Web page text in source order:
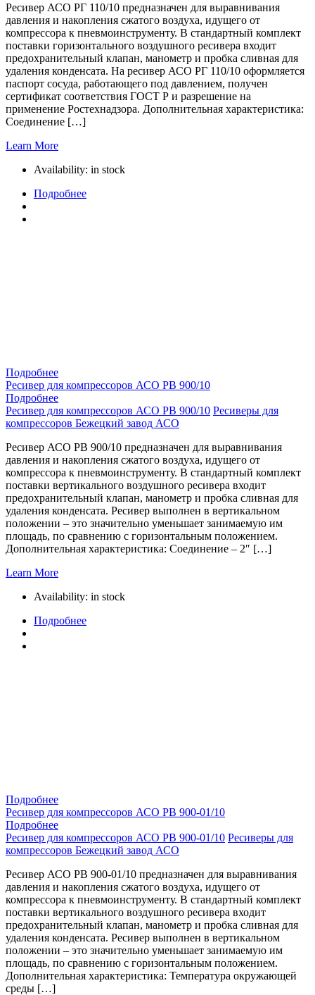
Ресивер АСО РГ 110/10 предназначен для выравнивания
давления и накопления сжатого воздуха, идущего от
компрессора к пневмоинструменту. В стандартный комплект
поставки горизонтального воздушного ресивера входит
предохранительный клапан, манометр и пробка сливная для
удаления конденсата. На ресивер АСО РГ 110/10 оформляется
паспорт сосуда, работающего под давлением, получен
сертификат соответствия ГОСТ Р и разрешение на
применение Ростехнадзора. Дополнительная характеристика:
Соединение […]
Learn More
Availability: in stock
Подробнее
Подробнее
Ресивер для компрессоров АСО РВ 900/10
Подробнее
Ресивер для компрессоров АСО РВ 900/10 Ресиверы для
компрессоров Бежецкий завод АСО
Ресивер АСО РВ 900/10 предназначен для выравнивания
давления и накопления сжатого воздуха, идущего от
компрессора к пневмоинструменту. В стандартный комплект
поставки вертикального воздушного ресивера входит
предохранительный клапан, манометр и пробка сливная для
удаления конденсата. Ресивер выполнен в вертикальном
положении – это значительно уменьшает занимаемую им
площадь, по сравнению с горизонтальным положением.
Дополнительная характеристика: Соединение – 2″ […]
Learn More
Availability: in stock
Подробнее
Подробнее
Ресивер для компрессоров АСО РВ 900-01/10
Подробнее
Ресивер для компрессоров АСО РВ 900-01/10 Ресиверы для
компрессоров Бежецкий завод АСО
Ресивер АСО РВ 900-01/10 предназначен для выравнивания
давления и накопления сжатого воздуха, идущего от
компрессора к пневмоинструменту. В стандартный комплект
поставки вертикального воздушного ресивера входит
предохранительный клапан, манометр и пробка сливная для
удаления конденсата. Ресивер выполнен в вертикальном
положении – это значительно уменьшает занимаемую им
площадь, по сравнению с горизонтальным положением.
Дополнительная характеристика: Температура окружающей
среды […]